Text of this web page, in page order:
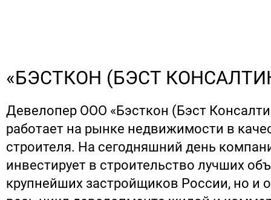
«БЭСТКОН (БЭСТ
Девелопер ООО «Бэсткон (Бэст
работает на рынке недвижимости в
строителя. На сегодняшний день
инвестирует в строительство лучших
крупнейших застройщиков России, но и